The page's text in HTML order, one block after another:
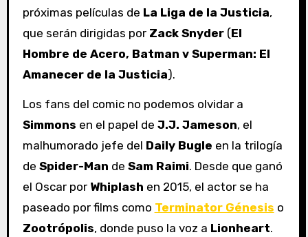
próximas películas de La Liga de la Justicia,
que serán dirigidas porZack Snyder(El
Hombre de Acero, Batman v Superman: El
Amanecer de la Justicia).
Los fans del comic no podemos olvidar a
Simmons en el papel de J.J. Jameson, el
malhumorado jefe del Daily Bugle en la trilogía
de Spider-Man de Sam Raimi. Desde que ganó
el Oscar por Whiplash en 2015, el actor se ha
paseado por films como Terminator Génesis o
Zootrópolis, donde puso la voz a Lionheart.